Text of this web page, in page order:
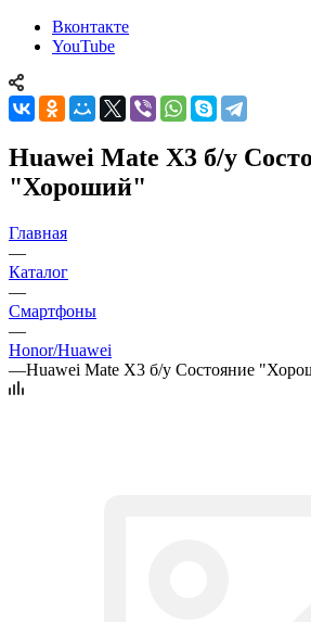
Вконтакте
YouTube
Huawei Mate X3 б/у
"Хороший"
Главная
—
Каталог
—
Смартфоны
—
Honor/Huawei
—Huawei Mate X3 б/у Состояние